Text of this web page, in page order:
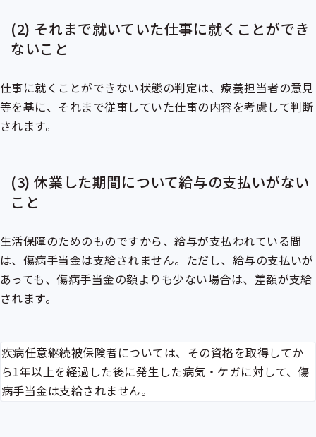
(2) それまで就いていた仕事に就くことができ
ないこと
仕事に就くことができない状態の判定は、療養担当者の意見
等を基に、それまで従事していた仕事の内容を考慮して判断
されます。
(3) 休業した期間について給与の支払いがない
こと
生活保障のためのものですから、給与が支払われている間
は、傷病手当金は支給されません。ただし、給与の支払いが
あっても、傷病手当金の額よりも少ない場合は、差額が支給
されます。
疾病任意継続被保険者については、その資格を取得してか
ら1年以上を経過した後に発生した病気・ケガに対して、傷
病手当金は支給されません。